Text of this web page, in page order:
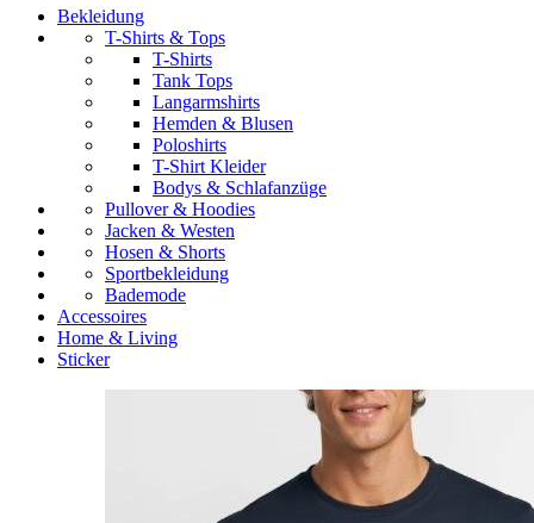
Bekleidung
T-Shirts & Tops
T-Shirts
Tank Tops
Langarmshirts
Hemden & Blusen
Poloshirts
T-Shirt Kleider
Bodys & Schlafanzüge
Pullover & Hoodies
Jacken & Westen
Hosen & Shorts
Sportbekleidung
Bademode
Accessoires
Home & Living
Sticker